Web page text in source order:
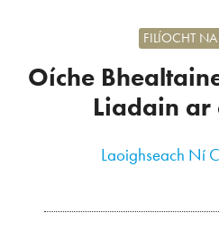
Oíche
Liadain ar
FILÍOCHT
Laoighseach Ní